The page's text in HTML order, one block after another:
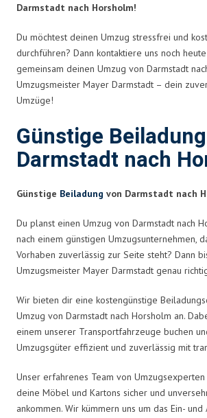
Darmstadt nach Horsholm!
Du möchtest deinen Umzug stressfrei und
durchführen? Dann kontaktiere uns noch
gemeinsam deinen Umzug von Darmstadt
Umzugsmeister Mayer Darmstadt – dein
Umzüge!
Günstige
Darmstadt nach
Günstige Beiladung von Darmstadt nach
Du planst einen Umzug von Darmstadt nach
nach einem günstigen Umzugsunternehmen,
Vorhaben zuverlässig zur Seite steht? Dann
Umzugsmeister Mayer Darmstadt genau
Wir bieten dir eine kostengünstige
Umzug von Darmstadt nach Horsholm an.
einem unserer Transportfahrzeuge buchen
Umzugsgüter effizient und zuverlässig mit
Unser erfahrenes Team von
deine Möbel und Kartons sicher und
ankommen. Wir kümmern uns um das Ein-